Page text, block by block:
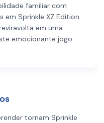
familiar com
em Sprinkle XZ Edition.
em uma
emocionante jogo
tornam Sprinkle